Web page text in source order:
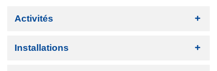
Activités
Installations